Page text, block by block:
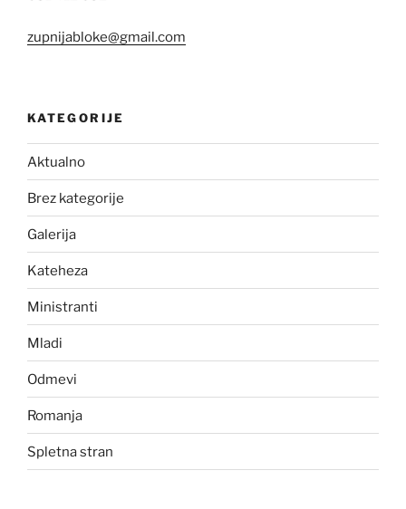
zupnijabloke@gmail.com
KATEGORIJE
Aktualno
Brez kategorije
Galerija
Kateheza
Ministranti
Mladi
Odmevi
Romanja
Spletna stran